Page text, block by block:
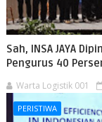
Sah, INSA JAYA
Pengurus 40
Warta Logistik 001
PERISTIWA